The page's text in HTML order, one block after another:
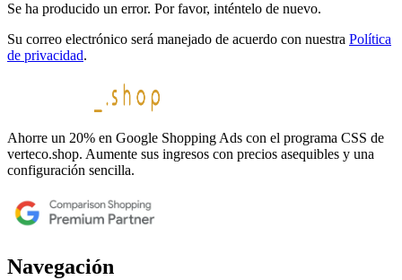
Se ha producido un error. Por favor, inténtelo de nuevo.
Su correo electrónico será manejado de acuerdo con nuestra Política
de privacidad.
Ahorre un 20% en Google Shopping Ads con el programa CSS de
verteco.shop. Aumente sus ingresos con precios asequibles y una
configuración sencilla.
Navegación